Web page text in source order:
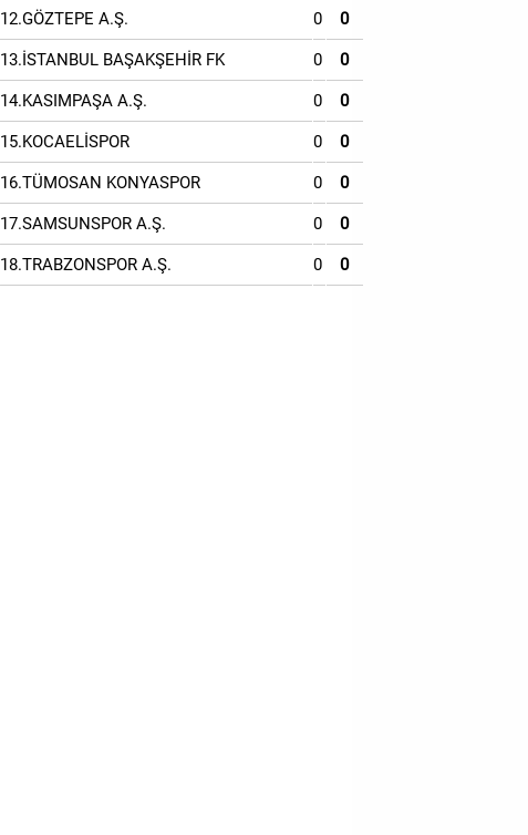
12.GÖZTEPE A.Ş. 0 0
13.İSTANBUL BAŞAKŞEHİR FK 0 0
14.KASIMPAŞA A.Ş. 0 0
15.KOCAELİSPOR 0 0
16.TÜMOSAN KONYASPOR 0 0
17.SAMSUNSPOR A.Ş. 0 0
18.TRABZONSPOR A.Ş. 0 0